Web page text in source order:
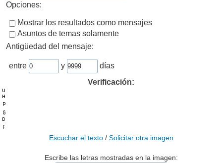
Opciones:
Mostrar los resultados como mensajes
Asuntos de temas solamente
Antigüedad del mensaje:
entre y
días
Verificación:
Escuchar el texto/ Solicitar otra imagen
Escribe las letras mostradas en la imagen: